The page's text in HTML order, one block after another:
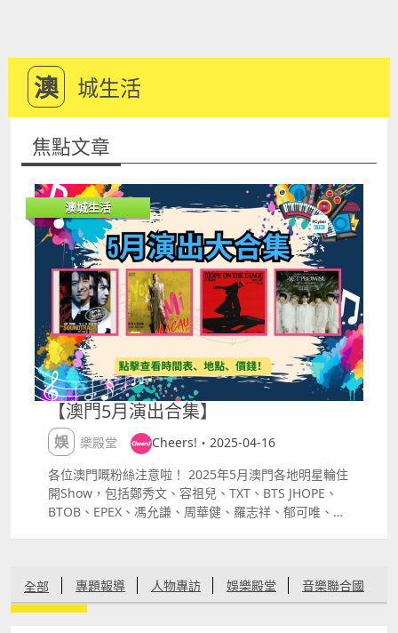
澳 城生活
焦點文章
澳城生活
【澳門5月演出合集】
娛樂殿堂
Cheers!・2025-04-16
各位澳門嘅粉絲注意啦！ 2025年5月澳門各地明星輪住
開Show，包括鄭秀文、容祖兒、TXT、BTS JHOPE、
BTOB、EPEX、馮允謙、周華健、羅志祥、郁可唯、
2025年5月 1 3 1011 1718日 （晚上 700） 地點：新濠
影滙綜藝館 門票價錢 澳門幣： $688 $988 $1,288
全部 專題報導 人物專訪 娛樂殿堂 音樂聯合國